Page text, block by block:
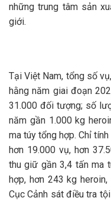
những trung tâm sản
giới.
Tại Việt Nam, tổng số
hằng năm giai đoạn
31.000 đối tượng; số
năm gần 1.000 kg
ma túy tổng hợp. Chỉ
hơn 19.000 vụ, hơn
thu giữ gần 3,4 tấn ma
hợp, hơn 243 kg
Cục Cảnh sát điều tra